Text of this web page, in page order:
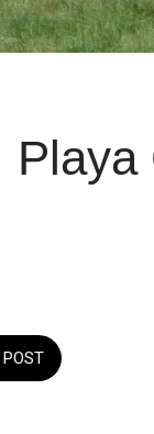
Playa
POST